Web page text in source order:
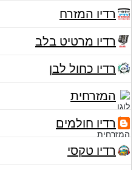
רדיו המזרח
רדיו מרטיט בלב
רדיו כחול לבן
המזרחית
רדיו חולמים
רדיו טקסי